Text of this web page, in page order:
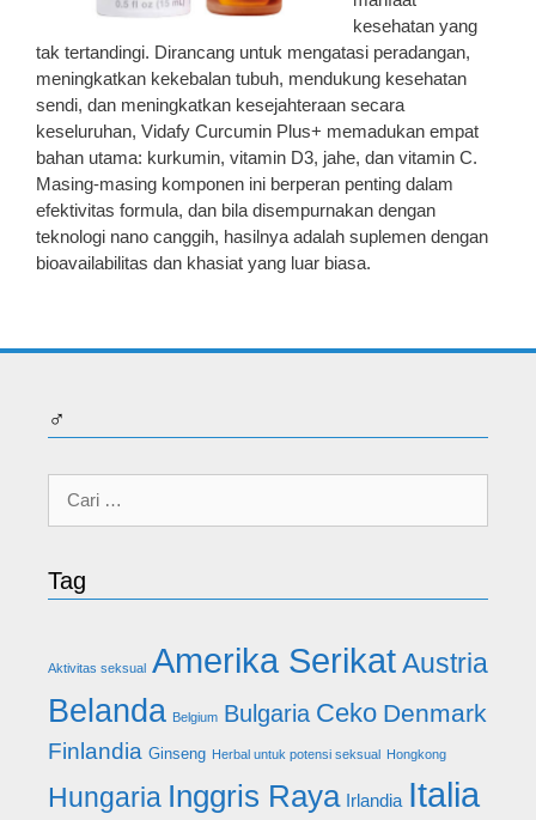
kesehatan yang
tak tertandingi. Dirancang untuk mengatasi peradangan,
meningkatkan kekebalan tubuh, mendukung kesehatan
sendi, dan meningkatkan kesejahteraan secara
keseluruhan, Vidafy Curcumin Plus+ memadukan empat
bahan utama: kurkumin, vitamin D3, jahe, dan vitamin C.
Masing-masing komponen ini berperan penting dalam
efektivitas formula, dan bila disempurnakan dengan
teknologi nano canggih, hasilnya adalah suplemen dengan
bioavailabilitas dan khasiat yang luar biasa.
♂
Cari
Tag
Aktivitas seksual Amerika SerikatAustria
Belanda Belgium Bulgaria Ceko Denmark
Finlandia Ginseng Herbal untuk potensi seksual Hongkong
Hungaria Inggris Raya Irlandia Italia